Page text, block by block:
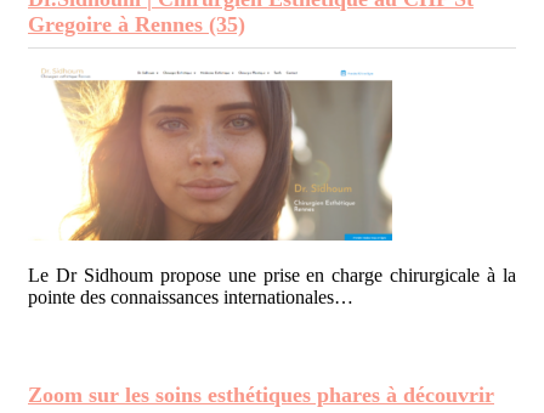
Gregoire à Rennes (35)
Le Dr Sidhoum propose une prise en charge chirurgicale à la
pointe des connaissances internationales…
Zoom sur les soins esthétiques phares à découvrir